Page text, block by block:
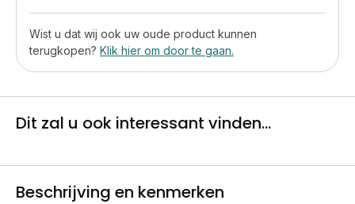
Wist u dat wij ook uw oude product kunnen
terugkopen? Klik hier om door te gaan.
Dit zal u ook interessant vinden...
Beschrijving en kenmerken